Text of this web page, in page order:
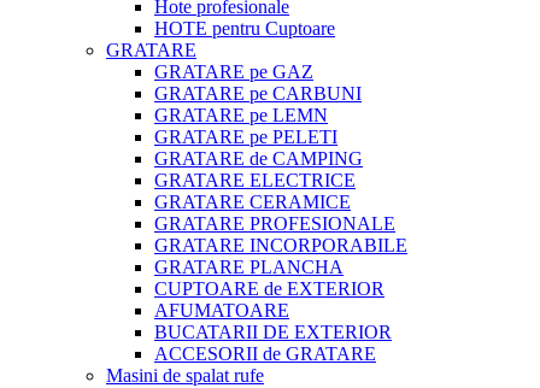
Hote profesionale
HOTE pentru Cuptoare
GRATARE
GRATARE pe GAZ
GRATARE pe CARBUNI
GRATARE pe LEMN
GRATARE pe PELETI
GRATARE de CAMPING
GRATARE ELECTRICE
GRATARE CERAMICE
GRATARE PROFESIONALE
GRATARE INCORPORABILE
GRATARE PLANCHA
CUPTOARE de EXTERIOR
AFUMATOARE
BUCATARII DE EXTERIOR
ACCESORII de GRATARE
Masini de spalat rufe